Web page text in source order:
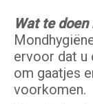
Wat te
ervoor dat u
om gaatjes
voorkomen.